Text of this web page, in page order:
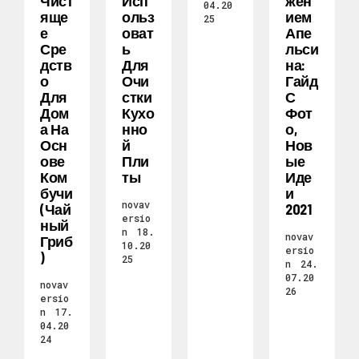
Яще
Е
Сре
Дств
О
Для
Дом
А На
Осн
Ове
Ком
Бучи
(чай
Ный
Гриб
)
novav
ersio
n
17.
04.20
24
Ольз
Оват
Ь
Для
Очи
Стки
Кухо
Нно
Й
Пли
Ты
novav
ersio
n
18.
10.20
25
04.20
25
Ием
Апе
Льси
На:
Гайд
С
Фот
О,
Нов
Ые
Иде
И
2021
novav
ersio
n
24.
07.20
26